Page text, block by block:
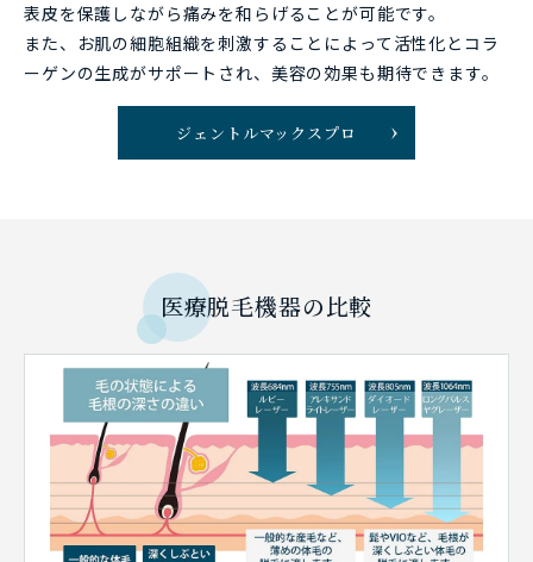
表皮を保護しながら痛みを和らげることが可能です。
また、お肌の細胞組織を刺激することによって活性化とコラ
ーゲンの生成がサポートされ、美容の効果も期待できます。
ジェントルマックスプロ
医療脱毛機器の比較